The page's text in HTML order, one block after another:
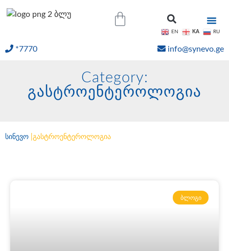
*7770 info@synevo.ge
Category:
გასტროენტეროლოგია
სინევო გასტროენტეროლოგია
ᲑᲚᲝᲒᲘ
EN KA RU